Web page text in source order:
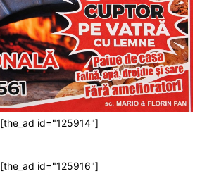
[the_ad id="125914"]
[the_ad id="125916"]